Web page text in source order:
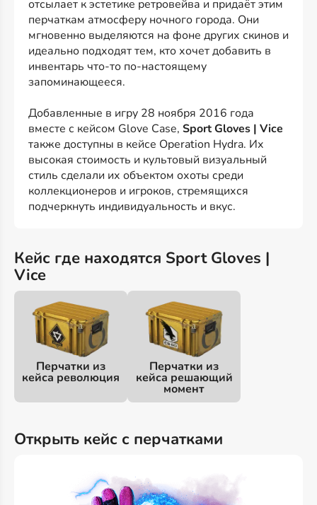
отсылает к эстетике ретровейва и придаёт этим
перчаткам атмосферу ночного города. Они
мгновенно выделяются на фоне других скинов и
идеально подходят тем, кто хочет добавить в
инвентарь что-то по-настоящему
запоминающееся.
Добавленные в игру 28 ноября 2016 года
вместе с кейсом Glove Case, Sport Gloves | Vice
также доступны в кейсе Operation Hydra. Их
высокая стоимость и культовый визуальный
стиль сделали их объектом охоты среди
коллекционеров и игроков, стремящихся
подчеркнуть индивидуальность и вкус.
Кейс где находятся Sport Gloves |
Vice
Перчатки из
кейса революция
Перчатки из
кейса решающий
момент
Открыть кейс с перчатками